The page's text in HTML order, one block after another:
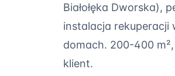
Białołęka Dworska),
instalacja rekuperacji
domach. 200-400
klient.